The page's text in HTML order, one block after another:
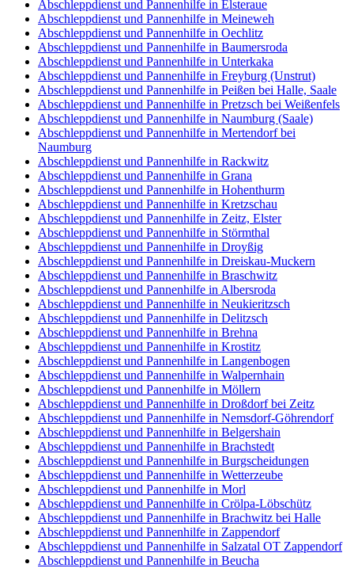
Abschleppdienst und Pannenhilfe in Elsteraue
Abschleppdienst und Pannenhilfe in Meineweh
Abschleppdienst und Pannenhilfe in Oechlitz
Abschleppdienst und Pannenhilfe in Baumersroda
Abschleppdienst und Pannenhilfe in Unterkaka
Abschleppdienst und Pannenhilfe in Freyburg (Unstrut)
Abschleppdienst und Pannenhilfe in Peißen bei Halle, Saale
Abschleppdienst und Pannenhilfe in Pretzsch bei Weißenfels
Abschleppdienst und Pannenhilfe in Naumburg (Saale)
Abschleppdienst und Pannenhilfe in Mertendorf bei
Naumburg
Abschleppdienst und Pannenhilfe in Rackwitz
Abschleppdienst und Pannenhilfe in Grana
Abschleppdienst und Pannenhilfe in Hohenthurm
Abschleppdienst und Pannenhilfe in Kretzschau
Abschleppdienst und Pannenhilfe in Zeitz, Elster
Abschleppdienst und Pannenhilfe in Störmthal
Abschleppdienst und Pannenhilfe in Droyßig
Abschleppdienst und Pannenhilfe in Dreiskau-Muckern
Abschleppdienst und Pannenhilfe in Braschwitz
Abschleppdienst und Pannenhilfe in Albersroda
Abschleppdienst und Pannenhilfe in Neukieritzsch
Abschleppdienst und Pannenhilfe in Delitzsch
Abschleppdienst und Pannenhilfe in Brehna
Abschleppdienst und Pannenhilfe in Krostitz
Abschleppdienst und Pannenhilfe in Langenbogen
Abschleppdienst und Pannenhilfe in Walpernhain
Abschleppdienst und Pannenhilfe in Möllern
Abschleppdienst und Pannenhilfe in Droßdorf bei Zeitz
Abschleppdienst und Pannenhilfe in Nemsdorf-Göhrendorf
Abschleppdienst und Pannenhilfe in Belgershain
Abschleppdienst und Pannenhilfe in Brachstedt
Abschleppdienst und Pannenhilfe in Burgscheidungen
Abschleppdienst und Pannenhilfe in Wetterzeube
Abschleppdienst und Pannenhilfe in Morl
Abschleppdienst und Pannenhilfe in Crölpa-Löbschütz
Abschleppdienst und Pannenhilfe in Brachwitz bei Halle
Abschleppdienst und Pannenhilfe in Zappendorf
Abschleppdienst und Pannenhilfe in Salzatal OT Zappendorf
Abschleppdienst und Pannenhilfe in Beucha